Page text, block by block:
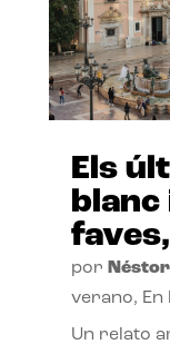
Els
blanc
por
verano, En
Un relato